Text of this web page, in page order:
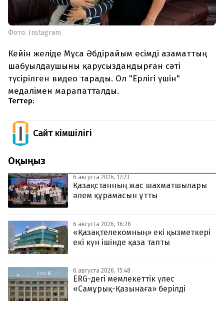
Фото: Instagram
Кейін желіде Мұса Әбдірайым есімді азаматтың
шабуылдаушыны қарусыздандырған сәті
түсірілген видео тарады. Ол "Ерлігі үшін"
медалімен марапатталды.
Тегтер:
Сайт Әкімшілігі
Оқыңыз
6 августа 2026, 17:23
Қазақстанның жас шахматшылары
әлем құрамасын ұтты
6 августа 2026, 16:28
«Қазақтелекомның» екі қызметкері
екі күн ішінде қаза тапты
6 августа 2026, 15:48
ERG-дегі мемлекеттік үлес
«Самұрық-Қазынаға» берілді